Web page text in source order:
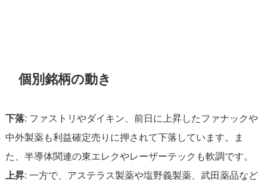
個別銘柄の動き
下落: ファストリやダイキン、前日に上昇したファナックや
中外製薬も利益確定売りに押されて下落しています。ま
た、半導体関連の東エレクやレーザーテックも軟調です。
上昇: 一方で、アステラス製薬や塩野義製薬、武田薬品など